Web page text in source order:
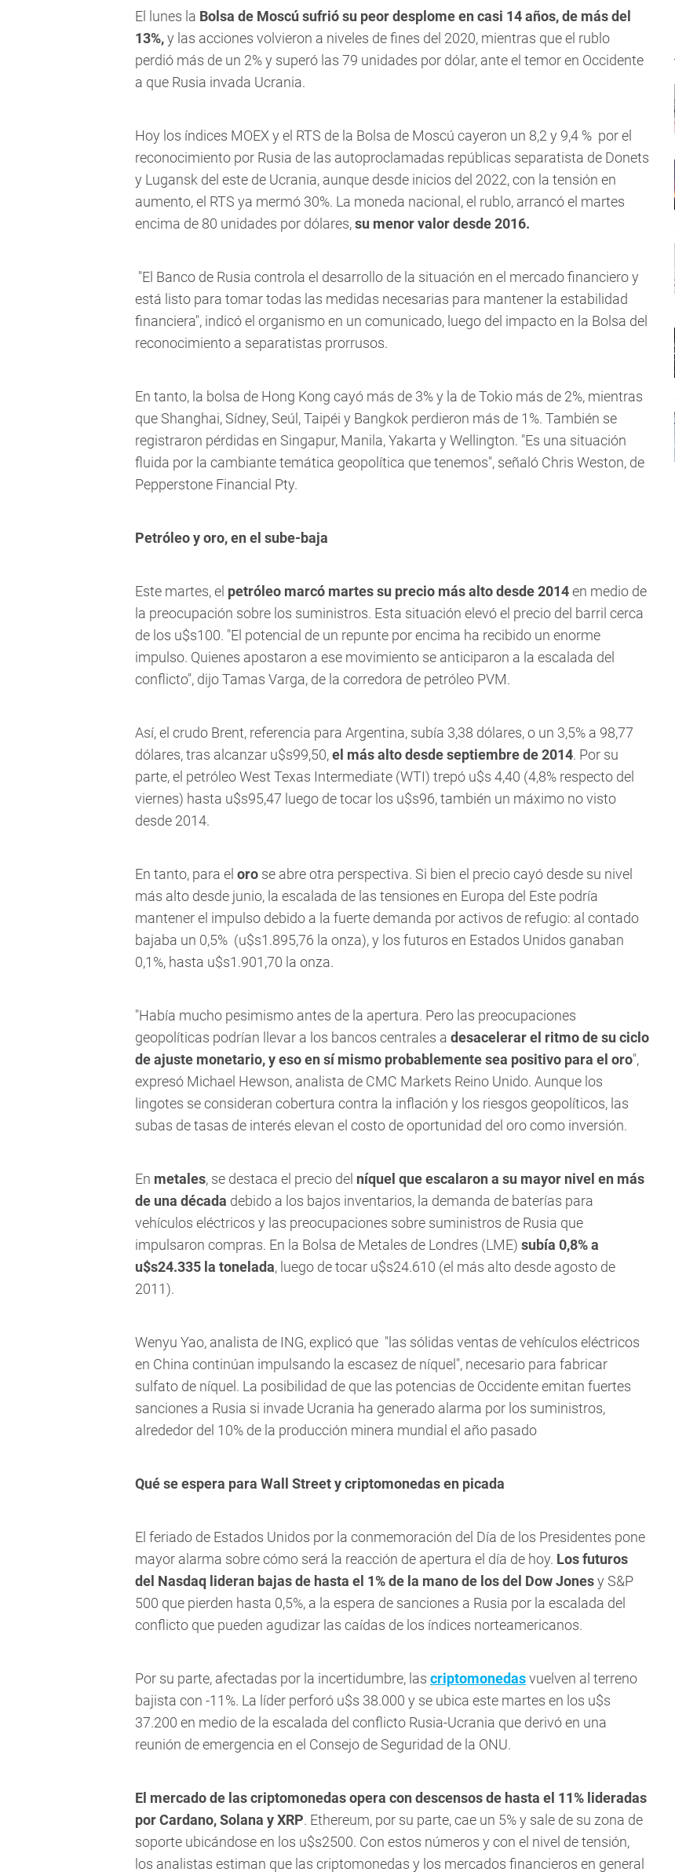
El lunes la Bolsa de Moscú sufrió su peor desplome en casi 14 años, de más del
13%,y las acciones volvieron a niveles de fines del 2020, mientras que el rublo
perdió más de un 2% y superó las 79 unidades por dólar, ante el temor en Occidente
a que Rusia invada Ucrania.
Hoy los índices MOEX y el RTS de la Bolsa de Moscú cayeron un 8,2 y 9,4 % por el
reconocimiento por Rusia de las autoproclamadas repúblicas separatista de Donets
y Lugansk del este de Ucrania, aunque desde inicios del 2022, con la tensión en
aumento, el RTS ya mermó 30%. La moneda nacional, el rublo, arrancó el martes
encima de 80 unidades por dólares,su menor valor desde 2016.
"El Banco de Rusia controla el desarrollo de la situación en el mercado financiero y
está listo para tomar todas las medidas necesarias para mantener la estabilidad
financiera", indicó el organismo en un comunicado, luego del impacto en la Bolsa del
reconocimiento a separatistas prorrusos.
En tanto, la bolsa de Hong Kong cayó más de 3% y la de Tokio más de 2%, mientras
que Shanghai, Sídney, Seúl, Taipéi y Bangkok perdieron más de 1%. También se
registraron pérdidas en Singapur, Manila, Yakarta y Wellington. "Es una situación
fluida por la cambiante temática geopolítica que tenemos", señaló Chris Weston, de
Pepperstone Financial Pty.
Petróleo y oro, en el sube-baja
Este martes, el petróleo marcó martes su precio más alto desde 2014en medio de
la preocupación sobre los suministros. Esta situación elevó el precio del barril cerca
de los u$s100. "El potencial de un repunte por encima ha recibido un enorme
impulso. Quienes apostaron a ese movimiento se anticiparon a la escalada del
conflicto", dijo Tamas Varga, de la corredora de petróleo PVM.
Así, el crudo Brent, referencia para Argentina, subía 3,38 dólares, o un 3,5% a 98,77
dólares, tras alcanzar u$s99,50,el más alto desde septiembre de 2014. Por su
parte, el petróleo West Texas Intermediate (WTI) trepó u$s 4,40 (4,8% respecto del
viernes) hasta u$s95,47 luego de tocar los u$s96, también un máximo no visto
desde 2014.
En tanto, para el oro se abre otra perspectiva. Si bien el precio cayó desde su nivel
más alto desde junio, la escalada de las tensiones en Europa del Este podría
mantener el impulso debido a la fuerte demanda por activos de refugio: al contado
bajaba un 0,5% (u$s1.895,76 la onza), y los futuros en Estados Unidos ganaban
0,1%, hasta u$s1.901,70 la onza.
"Había mucho pesimismo antes de la apertura. Pero las preocupaciones
geopolíticas podrían llevar a los bancos centrales a desacelerar el ritmo de su ciclo
de ajuste monetario, y eso en sí mismo probablemente sea positivo para el oro",
expresó Michael Hewson, analista de CMC Markets Reino Unido. Aunque los
lingotes se consideran cobertura contra la inflación y los riesgos geopolíticos, las
subas de tasas de interés elevan el costo de oportunidad del oro como inversión.
En metales, se destaca el precio del níquel que escalaron a su mayor nivel en más
de una década debido a los bajos inventarios, la demanda de baterías para
vehículos eléctricos y las preocupaciones sobre suministros de Rusia que
impulsaron compras. En la Bolsa de Metales de Londres (LME) subía 0,8% a
u$s24.335 la tonelada, luego de tocar u$s24.610 (el más alto desde agosto de
2011).
Wenyu Yao, analista de ING, explicó que "las sólidas ventas de vehículos eléctricos
en China continúan impulsando la escasez de níquel", necesario para fabricar
sulfato de níquel. La posibilidad de que las potencias de Occidente emitan fuertes
sanciones a Rusia si invade Ucrania ha generado alarma por los suministros,
alrededor del 10% de la producción minera mundial el año pasado
Qué se espera para Wall Street y criptomonedas en picada
El feriado de Estados Unidos por la conmemoración del Día de los Presidentes pone
mayor alarma sobre cómo será la reacción de apertura el día de hoy. Los futuros
del Nasdaq lideran bajas de hasta el 1% de la mano de los del Dow Jonesy S&P
500 que pierden hasta 0,5%, a la espera de sanciones a Rusia por la escalada del
conflicto que pueden agudizar las caídas de los índices norteamericanos.
Por su parte, afectadas por la incertidumbre, las criptomonedasvuelven al terreno
bajista con -11%. La líder perforó u$s 38.000 y se ubica este martes en los u$s
37.200 en medio de la escalada del conflicto Rusia-Ucrania que derivó en una
reunión de emergencia en el Consejo de Seguridad de la ONU.
El mercado de las criptomonedas opera con descensos de hasta el 11% lideradas
por Cardano, Solana y XRP. Ethereum, por su parte, cae un 5% y sale de su zona de
soporte ubicándose en los u$s2500. Con estos números y con el nivel de tensión,
los analistas estiman que las criptomonedas y los mercados financieros en general